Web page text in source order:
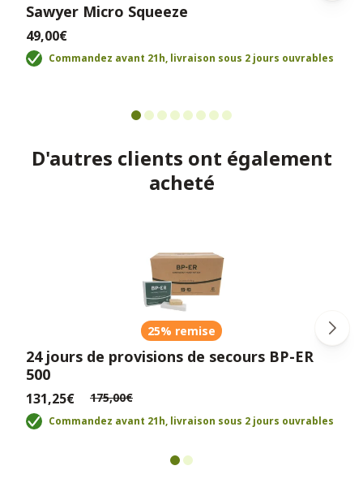
Sawyer Micro Squeeze
49,00€
Commandez avant 21h, livraison sous 2 jours ouvrables
D'autres clients ont également
acheté
25% remise
24 jours de provisions de secours BP-ER
500
131,25€ 175,00€
Commandez avant 21h, livraison sous 2 jours ouvrables